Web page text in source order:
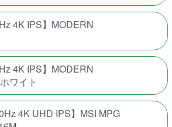
4K IPS】MODERN
4K IPS】MODERN
ワイト
4K UHD IPS】MSI MPG